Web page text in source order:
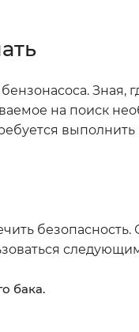
Зная,
на поиск
выполнить
безопасность.
бака.